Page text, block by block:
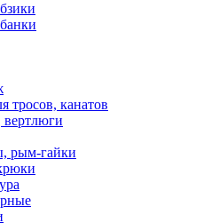
тросов, канатов
рым-гайки